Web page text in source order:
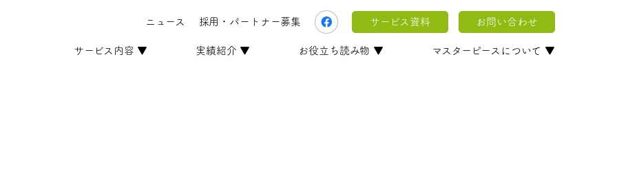
ニュース 採用・パートナー募集 サービス資料 お問い合わせ
サービス内容 ▼ 実績紹介 ▼ お役立ち読み物 ▼ マスターピースについて ▼